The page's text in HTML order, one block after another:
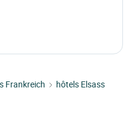
Frankreich
hôtels Elsass